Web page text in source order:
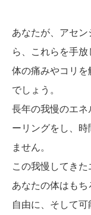
あなたが、アセ
ら、これらを手放
体の痛みやコリ
でしょう。
長年の我慢のエネ
ーリングをし、
ません。
この我慢してきた
あなたの体はもち
自由に、そして可